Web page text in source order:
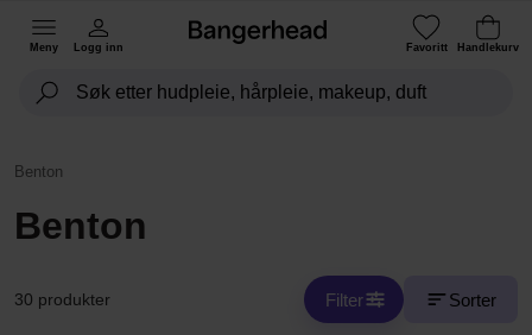
Meny Logg inn Favoritt Handlekurv
Benton
Benton
30 produkter Filter Sorter